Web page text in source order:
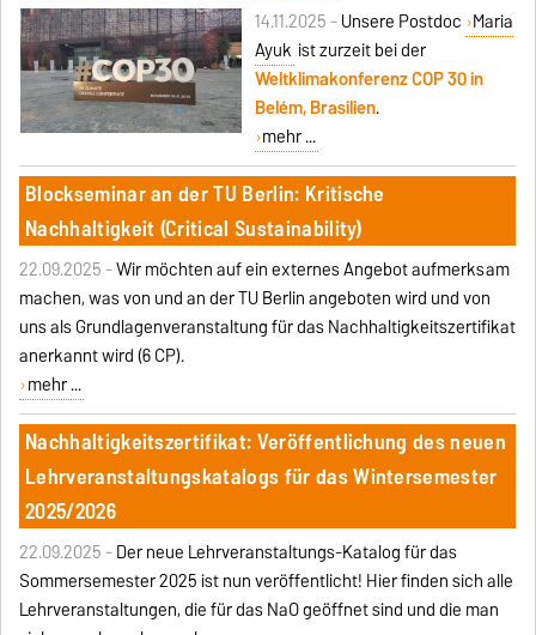
14.11.2025 -Unsere Postdoc Maria
Ayuk ist zurzeit bei der
Weltklimakonferenz COP 30 in
Belém, Brasilien.
mehr ...
Blockseminar an der TU Berlin: Kritische
Nachhaltigkeit (Critical Sustainability)
22.09.2025 -Wir möchten auf ein externes Angebot aufmerksam
machen, was von und an der TU Berlin angeboten wird und von
uns als Grundlagenveranstaltung für das Nachhaltigkeitszertifikat
anerkannt wird (6 CP).
mehr ...
Nachhaltigkeitszertifikat: Veröffentlichung des neuen
Lehrveranstaltungskatalogs für das Wintersemester
2025/2026
22.09.2025 -Der neue Lehrveranstaltungs-Katalog für das
Sommersemester 2025 ist nun veröffentlicht! Hier finden sich alle
Lehrveranstaltungen, die für das NaO geöffnet sind und die man